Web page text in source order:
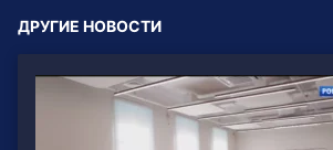
ДРУГИЕ НОВОСТИ